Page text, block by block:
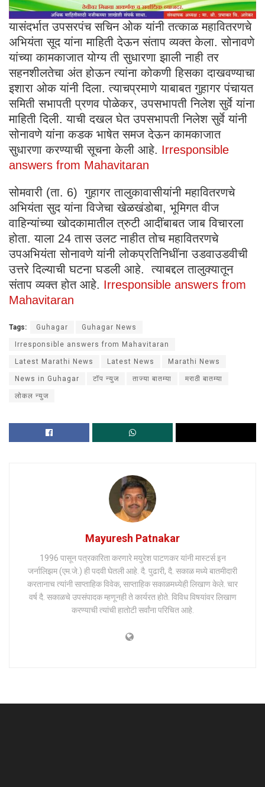
यासंदर्भात उपसरपंच सचिन ओक यांनी तत्काळ महावितरणचे
अभियंता सूद यांना माहिती देऊन संताप व्यक्त केला. सोनावणे
यांच्या कामकाजात योग्य ती सुधारणा झाली नाही तर
सहनशीलतेचा अंत होऊन त्यांना कोकणी हिसका दाखवण्याचा
इशारा ओक यांनी दिला. त्याचप्रमाणे याबाबत गुहागर पंचायत
समिती सभापती प्रणव पोळेकर, उपसभापती निलेश सुर्वे यांना
माहिती दिली. याची दखल घेत उपसभापती निलेश सुर्वे यांनी
सोनावणे यांना कडक भाषेत समज देऊन कामकाजात
सुधारणा करण्याची सूचना केली आहे. Irresponsible
answers from Mahavitaran
सोमवारी (ता. 6) गुहागर तालुकावासीयांनी महावितरणचे
अभियंता सुद यांना विजेचा खेळखंडोबा, भूमिगत वीज
वाहिन्यांच्या खोदकामातील त्रुटी आदींबाबत जाब विचारला
होता. याला 24 तास उलट नाहीत तोच महावितरणचे
उपअभियंता सोनावणे यांनी लोकप्रतिनिधींना उडवाउडवीची
उत्तरे दिल्याची घटना घडली आहे. त्याबद्दल तालुक्यातून
संताप व्यक्त होत आहे. Irresponsible answers from
Mahavitaran
Tags: Guhagar Guhagar News
Irresponsible answers from Mahavitaran
Latest Marathi News Latest News Marathi News
News in Guhagar टॉप न्युज ताज्या बातम्या मराठी बातम्या
लोकल न्युज
Mayuresh Patnakar
1996 पासून पत्रकारिता करणारे मयुरेश पाटणकर यांनी मास्टर्स इन
जर्नालिझम (एम.जे.) ही पदवी घेतली आहे. दै. पुढारी, दै. सकाळ मध्ये बातमीदारी
करतानाच त्यांनी साप्ताहिक विवेक, साप्ताहिक सकाळमध्येही लिखाण केले. चार
वर्ष दै. सकाळचे उपसंपादक म्हणूनही ते कार्यरत होते. विविध विषयांवर लिखाण
करण्याची त्यांची हातोटी सर्वांना परिचित आहे.